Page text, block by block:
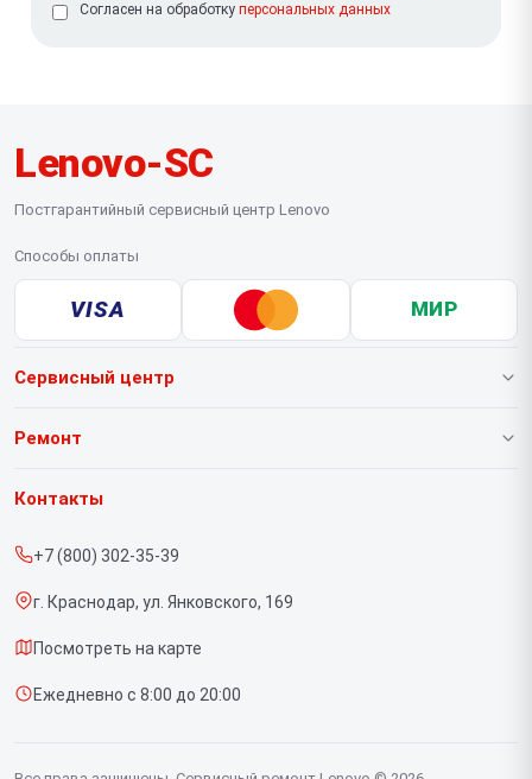
Согласен на обработку персональных данных
Lenovo-SC
Постгарантийный сервисный центр Lenovo
Способы оплаты
VISA МИР
Сервисный центр
О нашем сервисе
Срочный ремонт
Доставка и способы оплаты
Диагностика
Контакты
Ремонт
Ноутбуков
Контакты
+7 (800) 302-35-39
г. Краснодар, ул. Янковского, 169
Посмотреть на карте
Ежедневно с 8:00 до 20:00